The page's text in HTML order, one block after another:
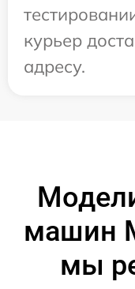
курьер
адресу.
машин
мы